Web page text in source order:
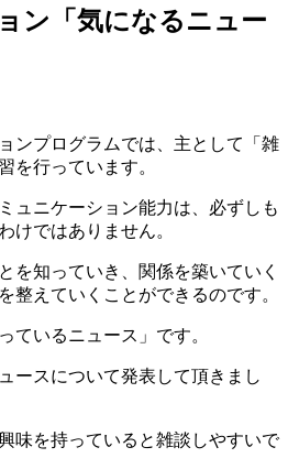
ン「気になるニュー
ンプログラムでは、主として
「雑
を行っています。
ュニケーション能力は、必ずしも
けではありません。
を知っていき、関係を築いていく
整えていくことができるのです。
ているニュース」 です。
ースについて発表して頂きまし
味を持っていると雑談しやすいで